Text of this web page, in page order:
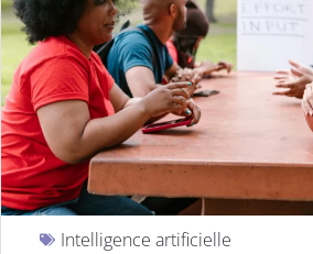
Intelligence artificielle